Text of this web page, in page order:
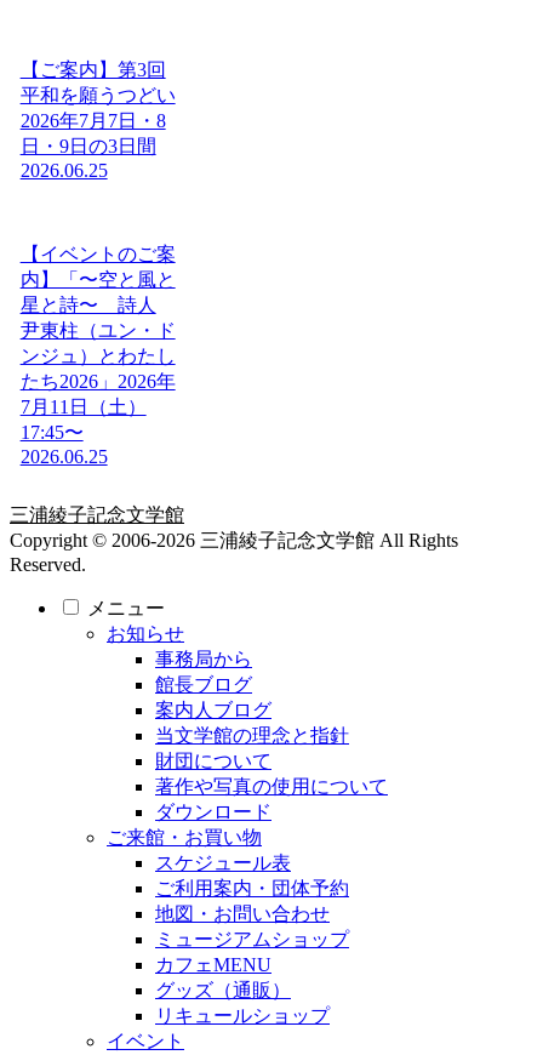
【ご案内】第3回
平和を願うつどい
2026年7月7日・8
日・9日の3日間
2026.06.25
【イベントのご案
内】「〜空と風と
星と詩〜 詩人
尹東柱（ユン・ド
ンジュ）とわたし
たち2026」2026年
7月11日（土）
17:45〜
2026.06.25
三浦綾子記念文学館
Copyright © 2006-2026 三浦綾子記念文学館 All Rights
Reserved.
メニュー
お知らせ
事務局から
館長ブログ
案内人ブログ
当文学館の理念と指針
財団について
著作や写真の使用について
ダウンロード
ご来館・お買い物
スケジュール表
ご利用案内・団体予約
地図・お問い合わせ
ミュージアムショップ
カフェMENU
グッズ（通販）
リキュールショップ
イベント